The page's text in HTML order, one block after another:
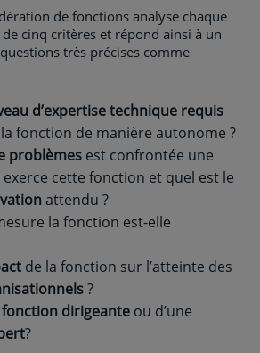
de fonctions analyse chaque
cinq critères et répond ainsi à un
très précises comme
d’expertise technique requis
fonction de manière autonome ?
problèmes est confrontée une
cette fonction et quel est le
attendu ?
la fonction est-elle
de la fonction sur l’atteinte des
?
fonction dirigeante ou d’une
?